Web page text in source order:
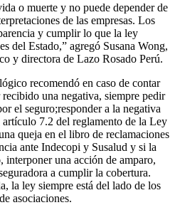
o muerte y no puede depender de
de las empresas. Los
y cumplir lo que la ley
del Estado,” agregó Susana Wong,
y directora de Lazo Rosado Perú.
recomendó en caso de contar
una negativa, siempre pedir
el seguro;responder a la negativa
7.2 del reglamento de la Ley
queja en el libro de reclamaciones
ante Indecopi y Susalud y si la
interponer una acción de amparo,
a cumplir la cobertura.
la ley siempre está del lado de los
asociaciones.